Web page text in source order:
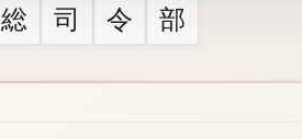
総 司 令 部